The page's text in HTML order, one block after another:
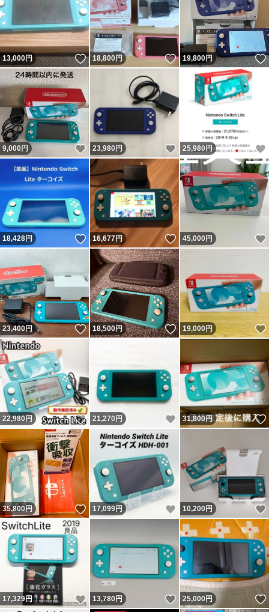
13,000円 いいね！
18,800円 いいね！
19,800円
9,000円 いいね！
23,980円 いいね！
25,980円
18,428円 いいね！
16,677円 いいね！
45,000円
23,400円 いいね！
18,500円 いいね！
19,000円
22,980円 いいね！
21,270 円 いいね！
31,800円
35,800円 いいね！
17,099円 いいね！
10,200円
17,329円 いいね！
13,780円 いいね！
25,000円